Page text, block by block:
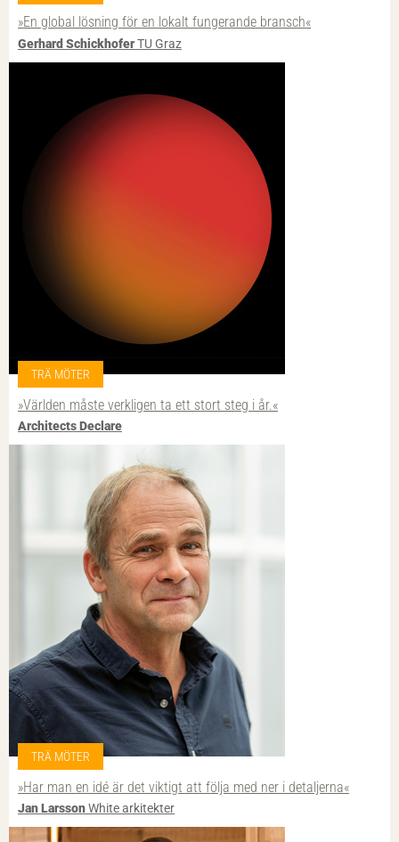
»En global lösning för en lokalt fungerande bransch«
Gerhard SchickhoferTU Graz
TRÄ MÖTER
»Världen måste verkligen ta ett stort steg i år.«
Architects Declare
TRÄ MÖTER
»Har man en idé är det viktigt att följa med ner i detaljerna«
Jan LarssonWhite arkitekter